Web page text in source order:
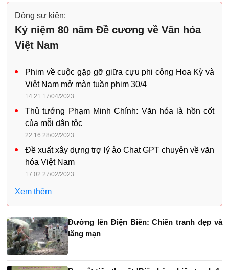
Dòng sự kiện:
Kỷ niệm 80 năm Đề cương về Văn hóa
Việt Nam
Phim về cuộc gặp gỡ giữa cựu phi công Hoa Kỳ và
Việt Nam mở màn tuần phim 30/4
14:21 17/04/2023
Thủ tướng Phạm Minh Chính: Văn hóa là hồn cốt
của mỗi dân tộc
22:16 28/02/2023
Đề xuất xây dựng trợ lý ảo Chat GPT chuyên về văn
hóa Việt Nam
17:02 27/02/2023
Xem thêm
Đường lên Điện Biên: Chiến tranh đẹp và
lãng mạn